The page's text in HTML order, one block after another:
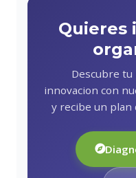
Quieres
Descubre
innovacion con
y recibe un plan